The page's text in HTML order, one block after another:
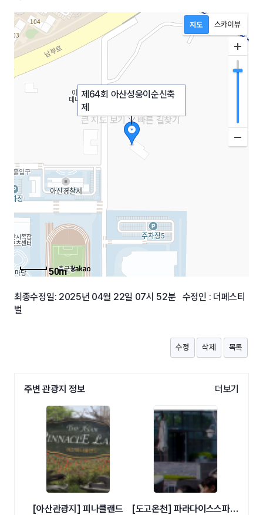
제64회 아산성웅이순신축
제
큰 지도 보기|빠른 길찾기
50m
최종수정일: 2025년 04월 22일 07시 52분 수정인 : 더페스티
벌
수정 삭제 목록
주변 관광지 정보 더보기
[아산관광지] 피나클랜드 [도고온천] 파라다이스스파도고